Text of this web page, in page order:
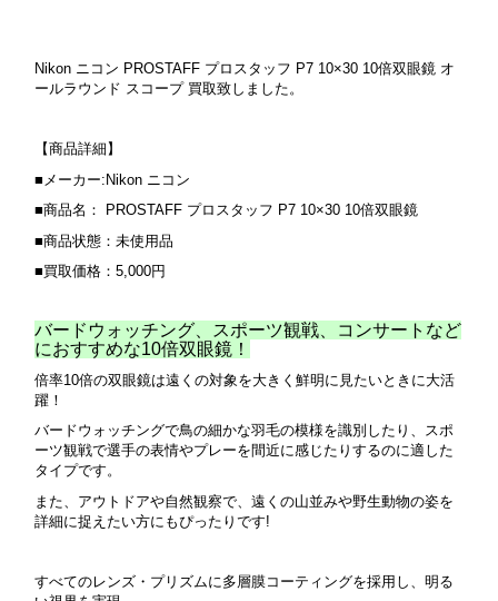
Nikon ニコン PROSTAFF プロスタッフ P7 10×30 10倍双眼鏡 オ
ールラウンド スコープ 買取致しました。
【商品詳細】
■メーカー:Nikon ニコン
■商品名： PROSTAFF プロスタッフ P7 10×30 10倍双眼鏡
■商品状態：未使用品
■買取価格：5,000円
バードウォッチング、スポーツ観戦、コンサートなど
におすすめな10倍双眼鏡！
倍率10倍の双眼鏡は遠くの対象を大きく鮮明に見たいときに大活
躍！
バードウォッチングで鳥の細かな羽毛の模様を識別したり、スポ
ーツ観戦で選手の表情やプレーを間近に感じたりするのに適した
タイプです。
また、アウトドアや自然観察で、遠くの山並みや野生動物の姿を
詳細に捉えたい方にもぴったりです!
すべてのレンズ・プリズムに多層膜コーティングを採用し、明る